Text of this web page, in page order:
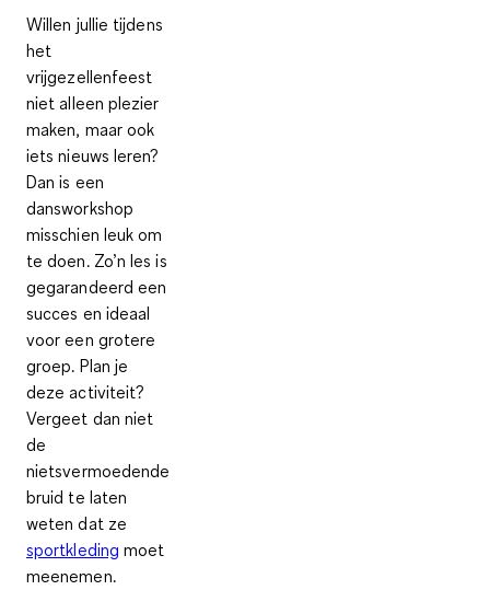
Willen jullie tijdens
het
vrijgezellenfeest
niet alleen plezier
maken, maar ook
iets nieuws leren?
Dan is een
dansworkshop
misschien leuk om
te doen. Zo’n les is
gegarandeerd een
succes en ideaal
voor een grotere
groep. Plan je
deze activiteit?
Vergeet dan niet
de
nietsvermoedende
bruid te laten
weten dat ze
sportkleding moet
meenemen.